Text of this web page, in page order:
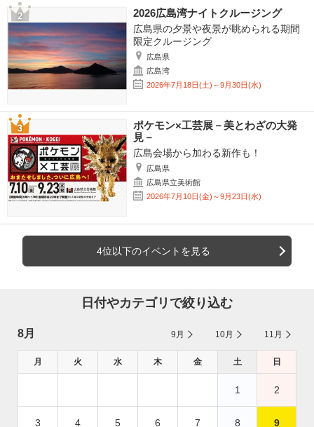
2026広島湾ナイトクルージング
広島県の夕景や夜景が眺められる期間
限定クルージング
広島県
広島湾
2026年7月18日(土)～9月30日(水)
ポケモン×工芸展－美とわざの大発
見－
広島会場から加わる新作も！
広島県
広島県立美術館
2026年7月10日(金)～9月23日(水)
4位以下のイベントを見る
日付やカテゴリで絞り込む
8月 9月 10月 11月
月 火 水 木 金 土 日
1 2
3 4 5 6 7 8 9